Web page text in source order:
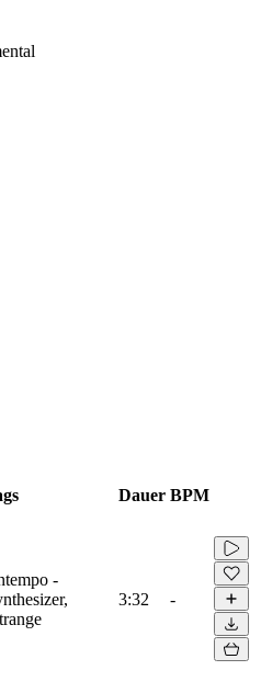
Dauer BPM
-
3:32 -